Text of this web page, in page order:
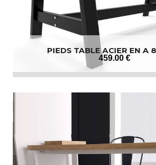
PIEDS TABLE ACIER EN A
459.00 €